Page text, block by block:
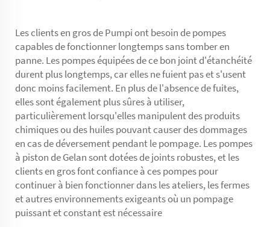
Les clients en gros de Pumpi ont besoin de pompes
capables de fonctionner longtemps sans tomber en
panne. Les pompes équipées de ce bon joint d'étanchéité
durent plus longtemps, car elles ne fuient pas et s'usent
donc moins facilement. En plus de l'absence de fuites,
elles sont également plus sûres à utiliser,
particulièrement lorsqu'elles manipulent des produits
chimiques ou des huiles pouvant causer des dommages
en cas de déversement pendant le pompage. Les pompes
à piston de Gelan sont dotées de joints robustes, et les
clients en gros font confiance à ces pompes pour
continuer à bien fonctionner dans les ateliers, les fermes
et autres environnements exigeants où un pompage
puissant et constant est nécessaire